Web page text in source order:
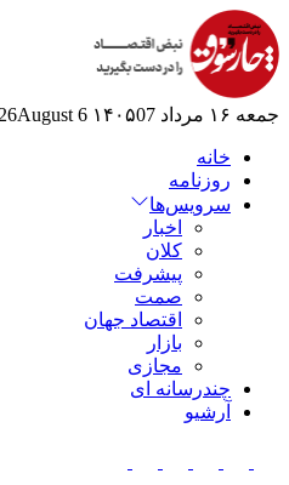
جمعه ۱۶ مرداد ۱۴۰۵ 07 2026August 6 شعبان 2026
خانه
روزنامه
سرویس‌ها
اخبار
کلان
پیشرفت
صمت
اقتصاد جهان
بازار
مجازی
چندرسانه ای
آرشیو